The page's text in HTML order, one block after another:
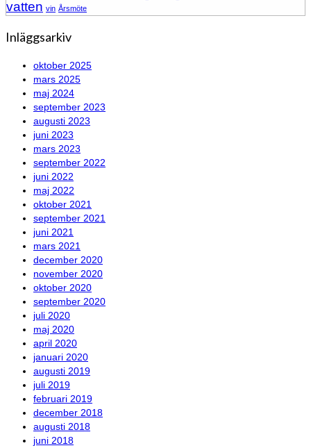
vatten vin Årsmöte
Inläggsarkiv
oktober 2025
mars 2025
maj 2024
september 2023
augusti 2023
juni 2023
mars 2023
september 2022
juni 2022
maj 2022
oktober 2021
september 2021
juni 2021
mars 2021
december 2020
november 2020
oktober 2020
september 2020
juli 2020
maj 2020
april 2020
januari 2020
augusti 2019
juli 2019
februari 2019
december 2018
augusti 2018
juni 2018